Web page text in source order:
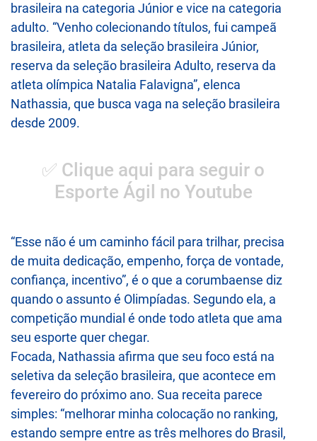
brasileira na categoria Júnior e vice na categoria
adulto. “Venho colecionando títulos, fui campeã
brasileira, atleta da seleção brasileira Júnior,
reserva da seleção brasileira Adulto, reserva da
atleta olímpica Natalia Falavigna”, elenca
Nathassia, que busca vaga na seleção brasileira
desde 2009.
✅ Clique aqui para seguir o
Esporte Ágil no Youtube
“Esse não é um caminho fácil para trilhar, precisa
de muita dedicação, empenho, força de vontade,
confiança, incentivo”, é o que a corumbaense diz
quando o assunto é Olimpíadas. Segundo ela, a
competição mundial é onde todo atleta que ama
seu esporte quer chegar.
Focada, Nathassia afirma que seu foco está na
seletiva da seleção brasileira, que acontece em
fevereiro do próximo ano. Sua receita parece
simples: “melhorar minha colocação no ranking,
estando sempre entre as três melhores do Brasil,